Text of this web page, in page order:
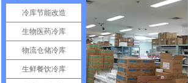
冷库节能改造
生物医药冷库
物流仓储冷库
生鲜餐饮冷库